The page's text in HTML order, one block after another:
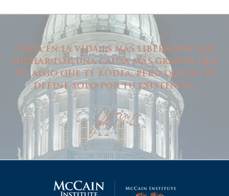
Nada en la vida es más liberador que
luchar por una causa más grande que
tú, algo que te rodea, pero que no se
define solo por tu existencia.